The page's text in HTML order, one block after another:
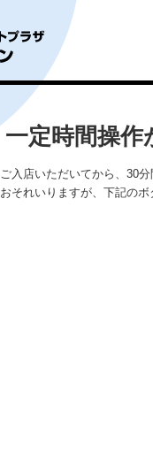
一定時間操作
ご入店いただいてから、30
おそれいりますが、下記のボ